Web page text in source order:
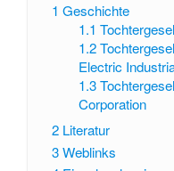
1 Geschichte
1.1
1.2
Electric
1.3
Corporation
2 Literatur
3Weblinks